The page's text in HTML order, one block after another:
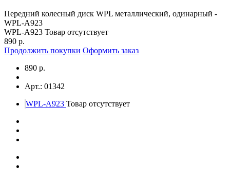
Передний колесный диск WPL металлический, одинарный -
WPL-A923
WPL-A923 Товар отсутствует
890 р.
Продолжить покупки Оформить заказ
890 р.
Арт.: 01342
WPL-A923 Товар отсутствует